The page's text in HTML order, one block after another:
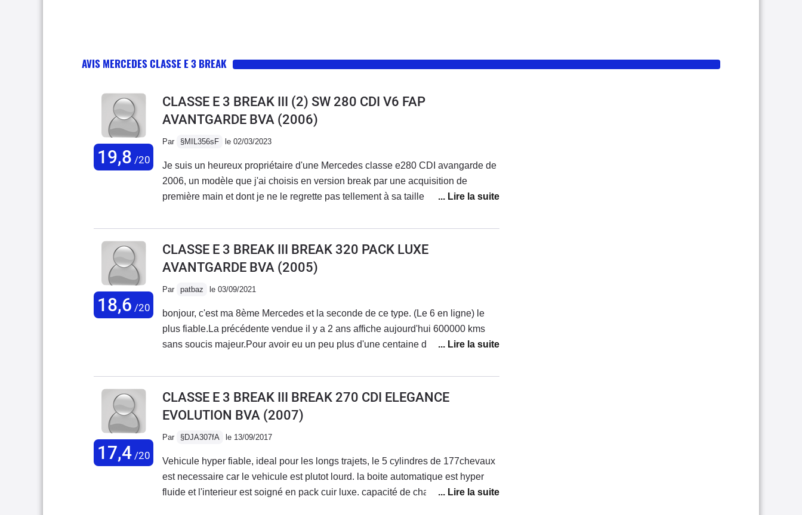
AVIS MERCEDES CLASSE E 3 BREAK
19,8 /20
CLASSE E 3 BREAK III (2) SW 280 CDI V6 FAP
AVANTGARDE BVA (2006)
Par §MIL356sF le 02/03/2023
Je suis un heureux propriétaire d'une Mercedes classe e280 CDI avangarde de
2006, un modèle que j'ai choisis en version break par une acquisition de
première main et dont je ne le regrette pas tellement à sa taille car de l'intérieur,
évident pour le stationnement, enfin le coffre est spacieux et contient même un
compartiment de rangement d’accessoires.Néanmoins le 6 cylindres donne une
au automatique 7G-Tronic permet de garder une consommation correct aux
alentours de 6 à 8 litres au 100. La S211 en phase 2 est le modèle à opter car la
phase 2 toutefois se distingue par les rétroviseurs qui ont naturellement un plus
bel aspect esthétique.Cependant avec ses 17 années d'existence, elle a
rencontré bon nombre de travaux qui reste tout de même honnête pour cet age.
18,6 /20
CLASSE E 3 BREAK III BREAK 320 PACK LUXE
AVANTGARDE BVA (2005)
Par patbaz le 03/09/2021
bonjour, c'est ma 8ème Mercedes et la seconde de ce type. (Le 6 en ligne) le
plus fiable.La précédente vendue il y a 2 ans affiche aujourd'hui 600000 kms
sans soucis majeur.Pour avoir eu un peu plus d'une centaine de voitures, (j'ai
ce jour, les défaut que l'on pourrait lui attribuer.Autrement dit elle est parfaite et a
bientôt 17 ans elle paraît neuve a côté de toutes les autres de son âge.
17,4/20
CLASSE E 3 BREAK III BREAK 270 CDI ELEGANCE
EVOLUTION BVA (2007)
Par §DJA307fA le 13/09/2017
Vehicule hyper fiable, ideal pour les longs trajets, le 5 cylindres de 177chevaux
est necessaire car le vehicule est plutot lourd. la boite automatique est hyper
fluide et l'interieur est soigné en pack cuir luxe. capacité de chargement